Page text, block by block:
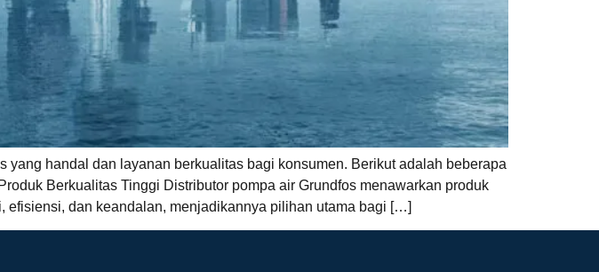
handal dan layanan berkualitas bagi konsumen. Berikut adalah beberapa
Berkualitas Tinggi Distributor pompa air Grundfos menawarkan produk
efisiensi, dan keandalan, menjadikannya pilihan utama bagi […]